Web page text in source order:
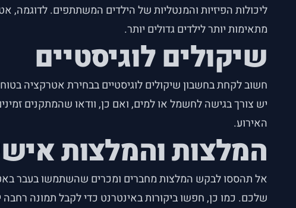
ליכולות הפיזיות והמנטליות של הילדים המשתתפים. לדוגמה,
מתאימות יותר לילדים גדולים יותר.
שיקולים לוגיסטיים
חשוב לקחת בחשבון שיקולים לוגיסטיים בבחירת אטרקציה
יש צורך בגישה לחשמל או למים, ואם כן, וודאו שהמתקנים
האירוע.
המלצות והמלצות
אל תהססו לבקש המלצות מחברים ומכרים שהשתמשו בעבר
שלכם. כמו כן, חפשו ביקורות באינטרנט כדי לקבל תמונה